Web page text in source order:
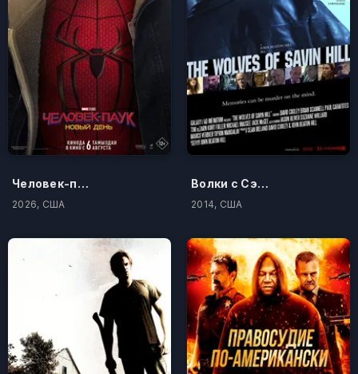
Человек-паук: Новый день
2026, США
Волки с Сэйвин-Хилл
2014, США